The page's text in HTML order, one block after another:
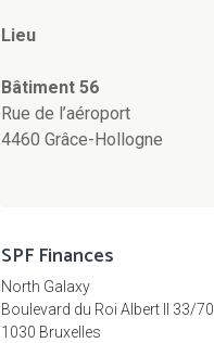
Lieu
Bâtiment 56
Rue de l’aéroport
4460 Grâce-Hollogne
SPF Finances
North Galaxy
Boulevard du Roi Albert II 33/70
1030 Bruxelles